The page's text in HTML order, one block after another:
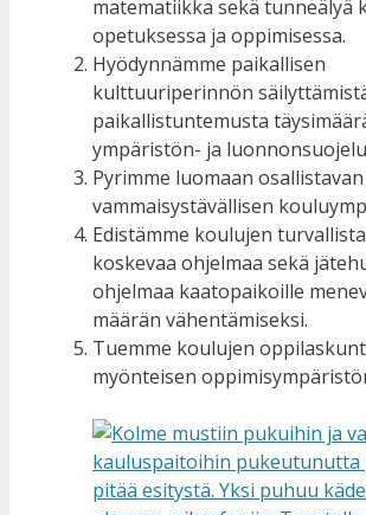
matematiikka sekä tunneälyä
opetuksessa ja oppimisessa.
Hyödynnämme paikallisen
kulttuuriperinnön
paikallistuntemusta
ympäristön- ja
Pyrimme luomaan
vammaisystävällisen
Edistämme koulujen
koskevaa ohjelmaa sekä
ohjelmaa kaatopaikoille
määrän vähentämiseksi.
Tuemme koulujen
myönteisen